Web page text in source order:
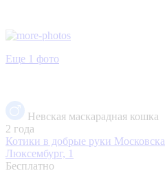
Еще 1 фото
Невская маскарадная кошка
2 года
Котики в добрые руки
Люксембург, 1
Бесплатно